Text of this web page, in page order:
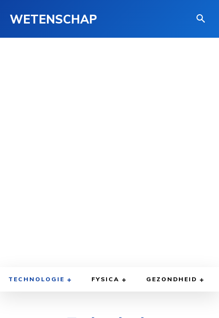
WETENSCHAP
TECHNOLOGIE FYSICA GEZONDHEID